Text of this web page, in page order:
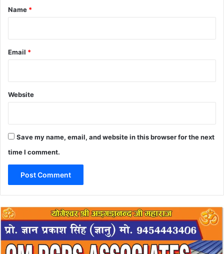
*
Name *
Email *
Website
Save my name, email, and website in this browser for the next
time I comment.